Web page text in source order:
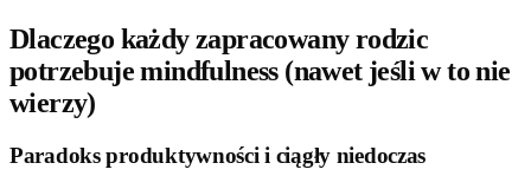
Dlaczego każdy zapracowany rodzic
potrzebuje mindfulness (nawet jeśli w to nie
wierzy)
Paradoks produktywności i ciągły niedoczas